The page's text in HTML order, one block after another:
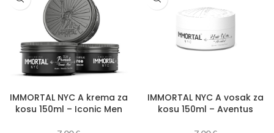
IMMORTAL NYC A krema za
kosu 150ml – Iconic Men
IMMORTAL NYC A vosak za
kosu 150ml – Aventus